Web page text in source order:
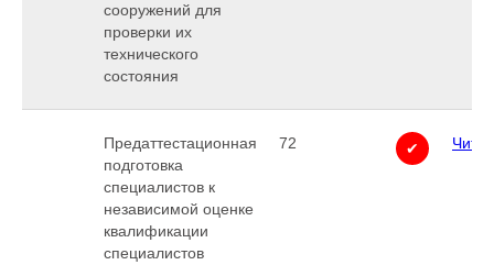
сооружений для
проверки их
технического
состояния
Предаттестационная
подготовка
специалистов к
независимой оценке
квалификации
специалистов
72 ✔